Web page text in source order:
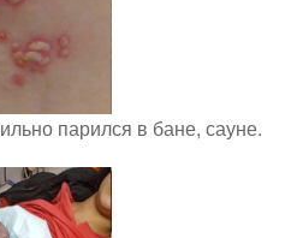
парился в бане, сауне.